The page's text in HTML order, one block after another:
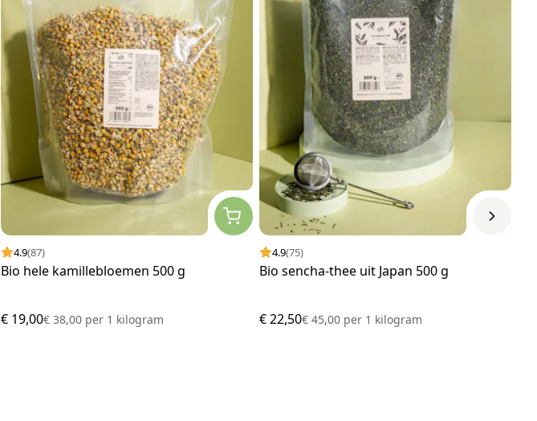
4.9(87)
Bio hele kamillebloemen 500 g
€ 19,00€ 38,00 per 1 kilogram
4.9(75)
Bio sencha-thee uit Japan 500 g
€ 22,50€ 45,00 per 1 kilogram